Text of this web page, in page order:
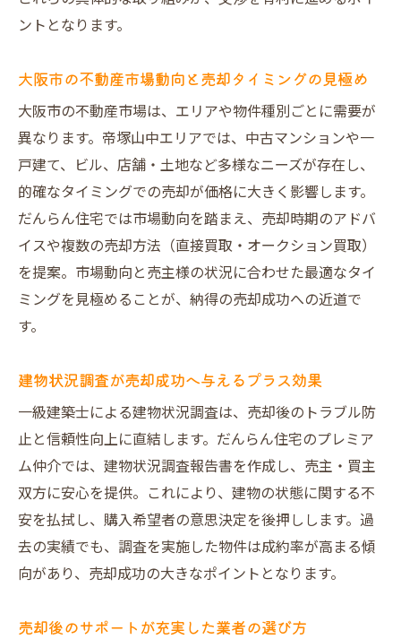
ントとなります。
大阪市の不動産市場動向と売却タイミングの見極め
大阪市の不動産市場は、エリアや物件種別ごとに需要が
異なります。帝塚山中エリアでは、中古マンションや一
戸建て、ビル、店舗・土地など多様なニーズが存在し、
的確なタイミングでの売却が価格に大きく影響します。
だんらん住宅では市場動向を踏まえ、売却時期のアドバ
イスや複数の売却方法（直接買取・オークション買取）
を提案。市場動向と売主様の状況に合わせた最適なタイ
ミングを見極めることが、納得の売却成功への近道で
す。
建物状況調査が売却成功へ与えるプラス効果
一級建築士による建物状況調査は、売却後のトラブル防
止と信頼性向上に直結します。だんらん住宅のプレミア
ム仲介では、建物状況調査報告書を作成し、売主・買主
双方に安心を提供。これにより、建物の状態に関する不
安を払拭し、購入希望者の意思決定を後押しします。過
去の実績でも、調査を実施した物件は成約率が高まる傾
向があり、売却成功の大きなポイントとなります。
売却後のサポートが充実した業者の選び方